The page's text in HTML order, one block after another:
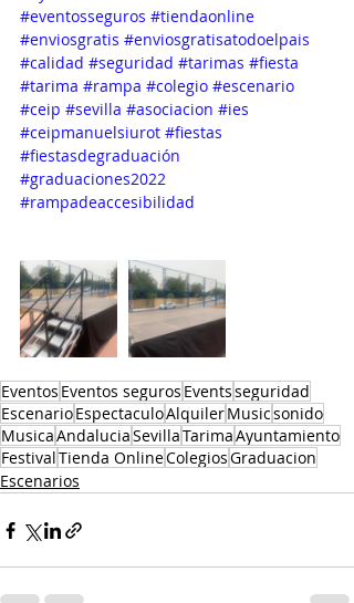
#eventosseguros #tiendaonline
#enviosgratis #enviosgratisatodoelpais
#calidad #seguridad #tarimas #fiesta
#tarima #rampa #colegio #escenario
#ceip #sevilla #asociacion #ies
#ceipmanuelsiurot #fiestas
#fiestasdegraduación
#graduaciones2022
#rampadeaccesibilidad
Eventos Eventos seguros Eventsseguridad
EscenarioEspectaculoAlquilerMusicsonido
MusicaAndaluciaSevillaTarimaAyuntamiento
FestivalTienda OnlineColegiosGraduacion
Escenarios